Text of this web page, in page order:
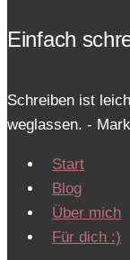
Einfach
Schreiben ist
weglassen. -
Start
Blog
Über mich
Für dich :)